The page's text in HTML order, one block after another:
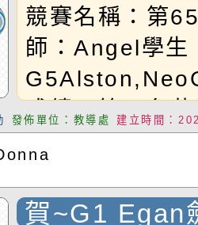
競賽名稱：第
師：Angel學生
成績：第三名
發佈單位：教導處 建立時間：
賀~G1 Egan